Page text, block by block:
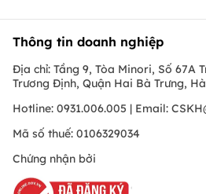
Thông tin doanh nghiệp
Địa chỉ: Tầng 9, Tòa Minori, Số 67A
Trương Định, Quận Hai Bà Trưng,
Hotline: 0931.006.005 | Email:
Mã số thuế: 0106329034
Chứng nhận bởi